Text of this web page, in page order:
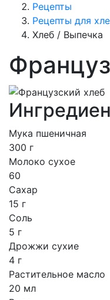
Рецепты
Рецепты для
Хлеб / Выпечка
Мука пшеничная
300 г
Молоко сухое
60
Сахар
15 г
Соль
5 г
Дрожжи сухие
4 г
Растительное масло
20 мл